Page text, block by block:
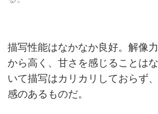
描写性能はなかなか良好。解像
から高く、甘さを感じることは
いて描写はカリカリしておらず
感のあるものだ。